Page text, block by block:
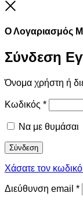
Ο Λογαριασμός
Σύνδεση
Όνομα χρήστη ή
Κωδικός *
Να με θυμάσαι
Σύνδεση
Χάσατε τον
Διεύθυνση email *